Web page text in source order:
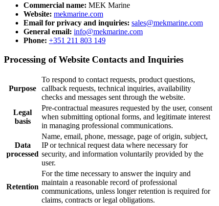
Commercial name: MEK Marine
Website: mekmarine.com
Email for privacy and inquiries: sales@mekmarine.com
General email: info@mekmarine.com
Phone: +351 211 803 149
Processing of Website Contacts and Inquiries
Purpose
To respond to contact requests, product questions,
callback requests, technical inquiries, availability
checks and messages sent through the website.
Legal
basis
Pre-contractual measures requested by the user, consent
when submitting optional forms, and legitimate interest
in managing professional communications.
Data
processed
Name, email, phone, message, page of origin, subject,
IP or technical request data where necessary for
security, and information voluntarily provided by the
user.
Retention
For the time necessary to answer the inquiry and
maintain a reasonable record of professional
communications, unless longer retention is required for
claims, contracts or legal obligations.